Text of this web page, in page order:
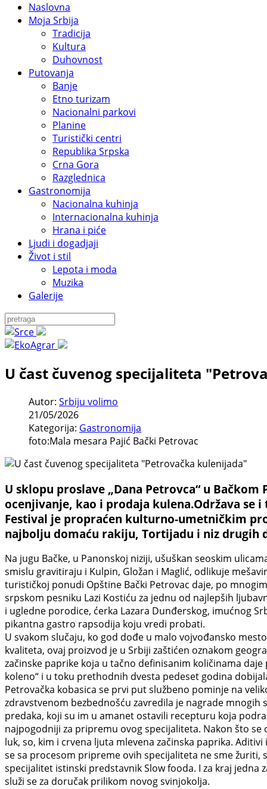
Naslovna
Moja Srbija
Tradicija
Kultura
Duhovnost
Putovanja
Banje
Etno turizam
Nacionalni parkovi
Planine
Turistički centri
Republika Srpska
Crna Gora
Razglednica
Gastronomija
Nacionalna kuhinja
Internacionalna kuhinja
Hrana i piće
Ljudi i dogadjaji
Život i stil
Lepota i moda
Muzika
Galerije
U čast čuvenog specijaliteta
Autor: Srbiju volimo
21/05/2026
Kategorija: Gastronomija
foto:Mala mesara Pajić Bački Petrovac
U sklopu proslave „Dana Petrovca“ u
ocenjivanje, kao i prodaja kulena.Održava se
Festival je propraćen kulturno-umetničkim
najbolju domaću rakiju, Tortijadu i niz drugih
Na jugu Bačke, u Panonskoj niziji, ušuškan seoskim
smislu gravitiraju i Kulpin, Gložan i Maglić, odlikuje
turističkoj ponudi Opštine Bački Petrovac daje, po
srpskom pesniku Lazi Kostiću za jednu od najlepših
i ugledne porodice, ćerka Lazara Dunđerskog, imućnog
pikantna gastro rapsodija koju vredi probati.
U svakom slučaju, ko god dođe u malo vojvođansko
kvaliteta, ovaj proizvod je u Srbiji zaštićen oznakom
začinske paprike koja u tačno definisanim količinama
koleno“ i u toku prethodnih dvesta pedeset godina
Petrovačka kobasica se prvi put službeno pominje na
zdravstvenom bezbednošću zavredila je nagrade
predaka, koji su im u amanet ostavili recepturu koja
najpogodniji za pripremu ovog specijaliteta. Nakon što
luk, so, kim i crvena ljuta mlevena začinska paprika.
se sa procesom pripreme ovih specijaliteta ne sme
specijalitet istinski predstavnik Slow fooda. I za kraj
služi se za doručak prilikom novog svinjokolja.